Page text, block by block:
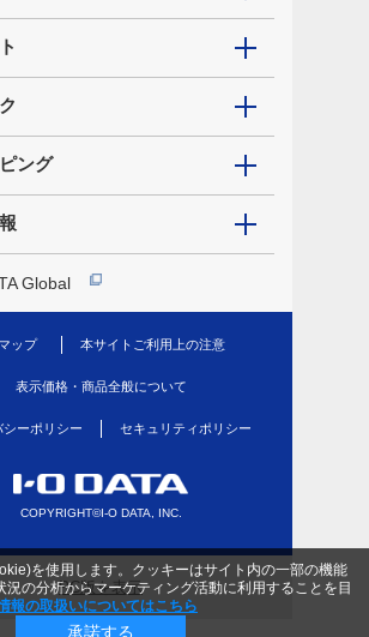
ング
Global
ップ 本サイトご利用上の注意
表示価格・商品全般について
シーポリシー セキュリティポリシー
COPYRIGHT©I-O DATA, INC.
を使用します。クッキーはサイト内の一部の機能
況の分析からマーケティング活動に利用することを目
報の取扱いについてはこちら
承諾する
PC版を表示